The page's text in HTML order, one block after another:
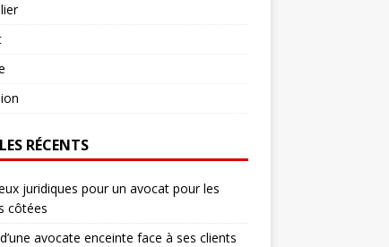
RÉCENTS
juridiques pour un avocat pour les
côtées
avocate enceinte face à ses clients